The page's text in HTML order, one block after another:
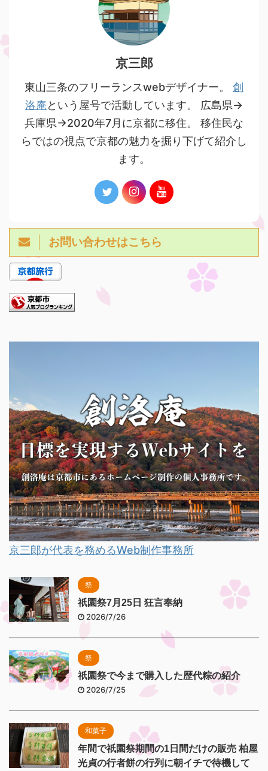
京三郎
東山三条のフリーランスwebデザイナー。 創
洛庵という屋号で活動しています。 広島県→
兵庫県→2020年7月に京都に移住。 移住民な
らではの視点で京都の魅力を掘り下げて紹介し
ます。
お問い合わせはこちら
京三郎が代表を務めるWeb制作事務所
祭
祇園祭7月25日 狂言奉納
2026/7/26
祭
祇園祭で今まで購入した歴代粽の紹介
2026/7/25
和菓子
年間で祇園祭期間の1日間だけの販売 柏屋
光貞の行者餅の行列に朝イチで待機して